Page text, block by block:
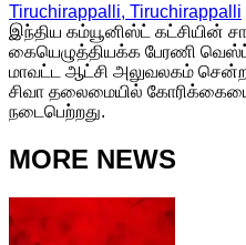
Tiruchirappalli, Tiruchirappalli
இந்திய கம்யூனிஸ்ட் கட்சியின்
கையெழுத்தியக்க பேரணி
மாவட்ட ஆட்சி அலுவலகம்
சிவா தலைமையில் கோரிக்கையை
நடைபெற்றது.
MORE NEWS